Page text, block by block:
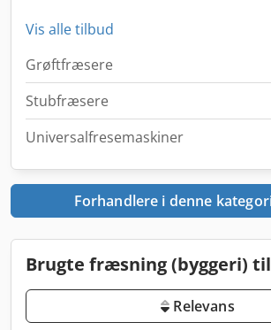
Vis alle tilbud
Grøftfræsere
Stubfræsere
Universalfresemaskiner
Forhandlere i denne
Brugte fræsning (byggeri)
Relevans